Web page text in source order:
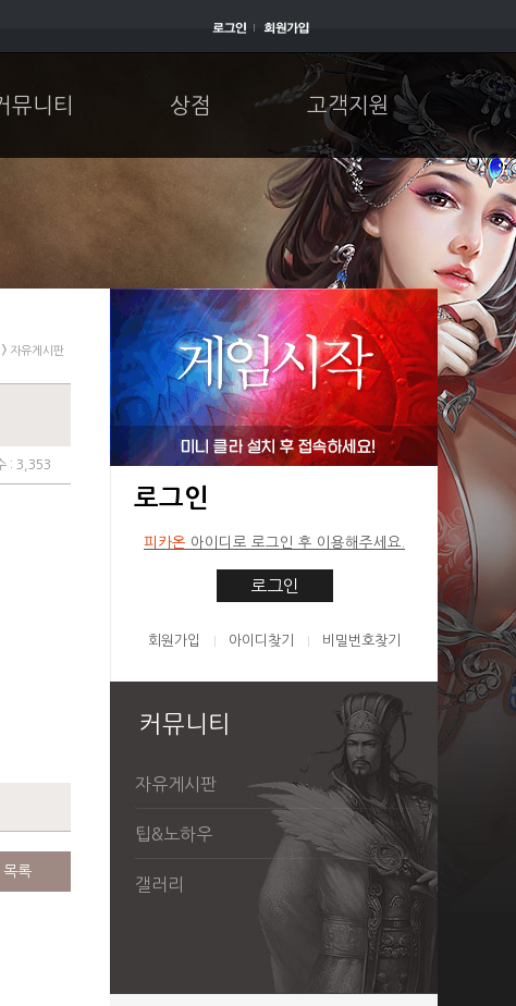
뮤니티 상점 고객지원
자유게시판
: 3,353
목록
로그인
피카온 아이디로 로그인 후 이용해주세요.
로그인
회원가입 아이디찾기 비밀번호찾기
커뮤니티
자유게시판
팁&노하우
갤러리